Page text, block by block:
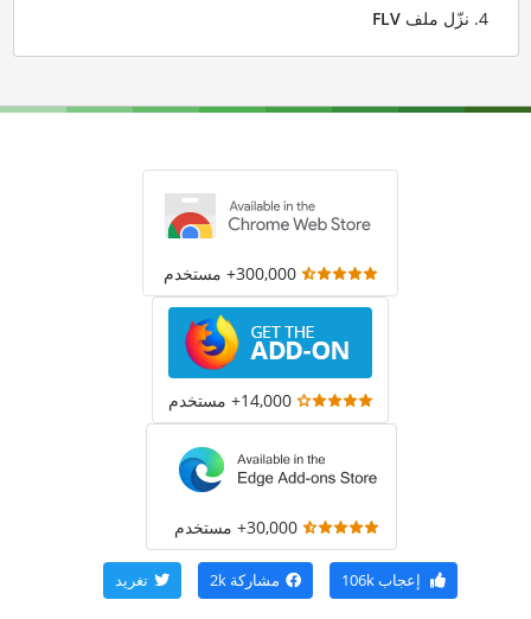
نزّل ملف FLV
300,000+ مستخدم
14,000+ مستخدم
30,000+ مستخدم
إعجاب106k مشاركة 2k تغريد